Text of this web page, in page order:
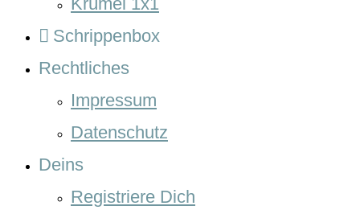
Schrippenbox
Rechtliches
Impressum
Datenschutz
Deins
Registriere Dich